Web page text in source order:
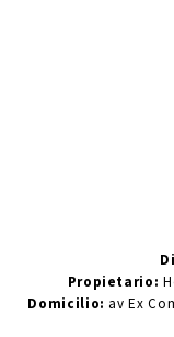
Propietario:
Domicilio: av Ex